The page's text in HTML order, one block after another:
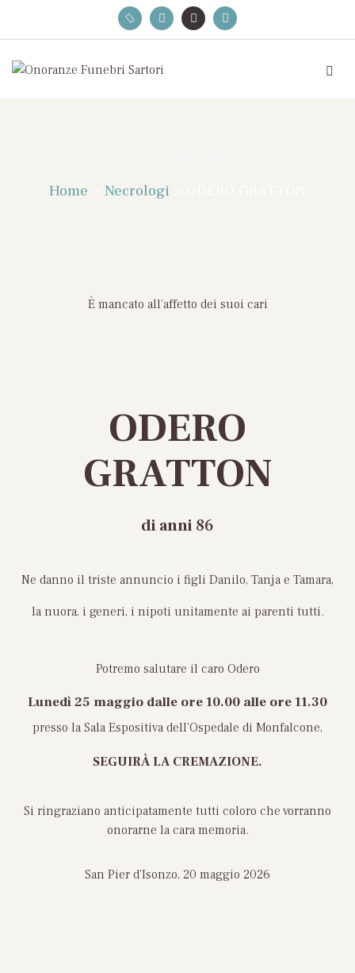
Home Necrologi
È mancato all’affetto dei suoi cari
ODERO
GRATTON
di anni86
Ne danno il triste annuncio i figli Danilo, Tanja e Tamara,
la nuora, i generi, i nipoti unitamente ai parenti tutti.
Potremo salutare il caro Odero
Lunedì 25 maggio dalle ore 10.00 alle ore 11.30
presso la Sala Espositiva dell’Ospedale di Monfalcone,
SEGUIRÀ LA CREMAZIONE.
Si ringraziano anticipatamente tutti coloro che vorranno
onorarne la cara memoria.
San Pier d’Isonzo, 20 maggio 2026